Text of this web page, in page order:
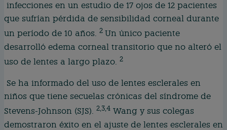
infecciones en un estudio de 17 ojos de 12 pacientes
que sufrían pérdida de sensibilidad corneal durante
un período de 10 años. 2 Un único paciente
desarrolló edema corneal transitorio que no alteró el
uso de lentes a largo plazo. 2
Se ha informado del uso de lentes esclerales en
niños que tiene secuelas crónicas del síndrome de
Stevens-Johnson (SJS). 2,3,4 Wang y sus colegas
demostraron éxito en el ajuste de lentes esclerales en